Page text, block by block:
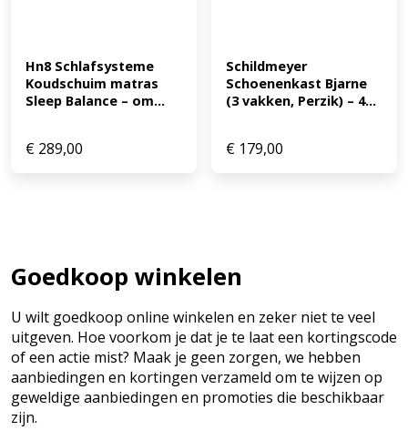
Hn8 Schlafsysteme
Koudschuim matras
Sleep Balance – om...
€ 289,00
Schildmeyer
Schoenenkast Bjarne
(3 vakken, Perzik) – 4...
€ 179,00
Goedkoop winkelen
U wilt goedkoop online winkelen en zeker niet te veel
uitgeven. Hoe voorkom je dat je te laat een kortingscode
of een actie mist? Maak je geen zorgen, we hebben
aanbiedingen en kortingen verzameld om te wijzen op
geweldige aanbiedingen en promoties die beschikbaar
zijn.